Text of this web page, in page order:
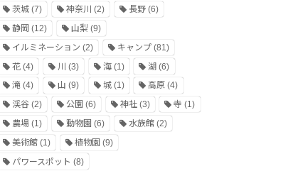
茨城 (7) 神奈川 (2) 長野(6)
静岡 (12) 山梨 (9)
イルミネーション (2) キャンプ(81)
花 (4) 川 (3) 海(1) 湖 (6)
滝 (4) 山 (9) 城(1) 高原 (4)
渓谷 (2) 公園 (6) 神社(3) 寺 (1)
農場 (1) 動物園 (6) 水族館(2)
美術館 (1) 植物園 (9)
パワースポット (8)